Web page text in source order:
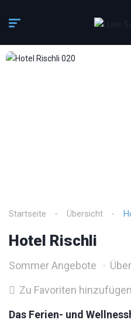
Startseite Übersicht
Hotel Rischli
Sommer Angebote
Zu Favoriten hinzufügen
Das Ferien- und